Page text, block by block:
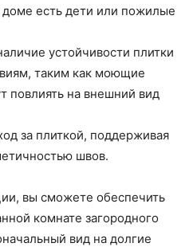
есть дети или пожилые
устойчивости плитки
таким как моющие
повлиять на внешний вид
за плиткой, поддерживая
швов.
вы сможете обеспечить
комнате загородного
вид на долгие